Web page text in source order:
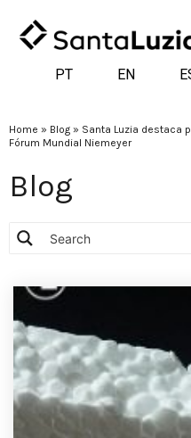
PT EN
Home » Blog » Santa Luzia destaca
Fórum Mundial Niemeyer
Blog